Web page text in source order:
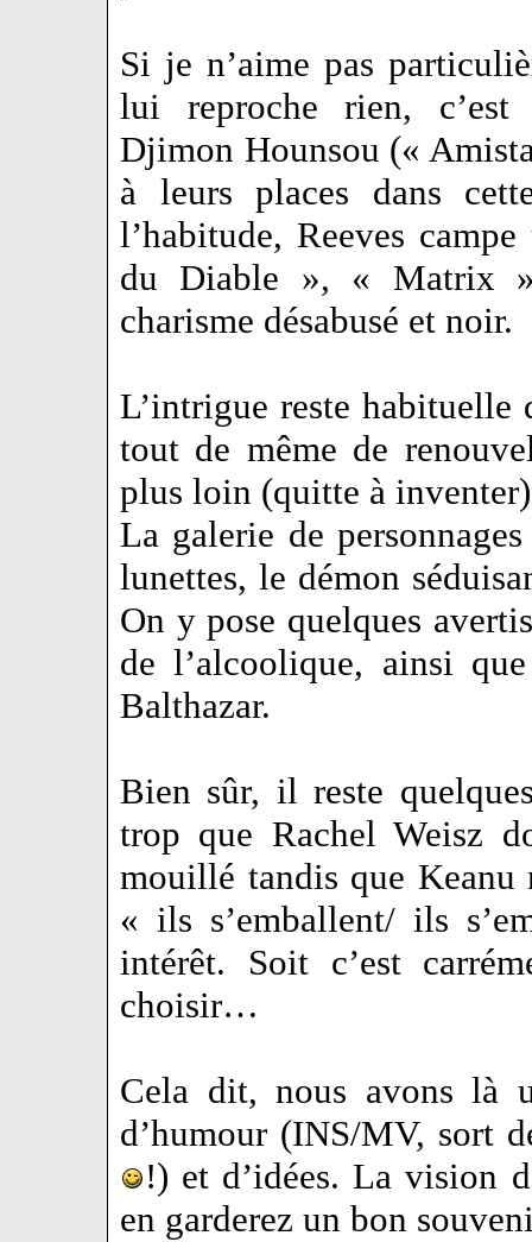
Si je n’aime pas
lui reproche rien,
Djimon Hounsou («
à leurs places dans
l’habitude, Reeves
du Diable », « Matrix
charisme désabusé et noir.
L’intrigue reste habituelle
tout de même de
plus loin (quitte à
La galerie de
lunettes, le démon
On y pose quelques
de l’alcoolique, ainsi
Balthazar.
Bien sûr, il reste
trop que Rachel Weisz
mouillé tandis que
« ils s’emballent/ ils
intérêt. Soit c’est
choisir…
Cela dit, nous avons là
d’humour (INS/MV, sort
!) et d’idées. La vision
en garderez un bon